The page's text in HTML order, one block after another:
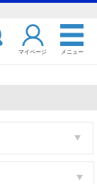
マイページ メニュー